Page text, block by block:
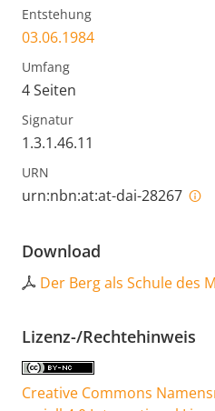
Entstehung
03.06.1984
Umfang
4 Seiten
Signatur
1.3.1.46.11
URN
urn:nbn:at:at-dai-28267
Download
Der Berg als Schule des
Lizenz-/Rechtehinweis
Creative Commons